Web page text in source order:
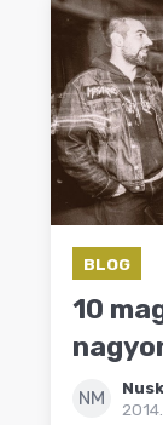
BLOG
10
NM